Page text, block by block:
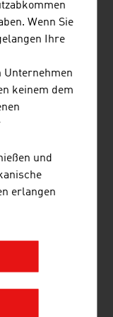
investiert im
in Forschung,
Forschungsquote
hinter der
sich durch eine
Produkten, die
Nachfrage nach
Wenn Sie
Ihre
Unternehmen
keinem dem
und
erlangen